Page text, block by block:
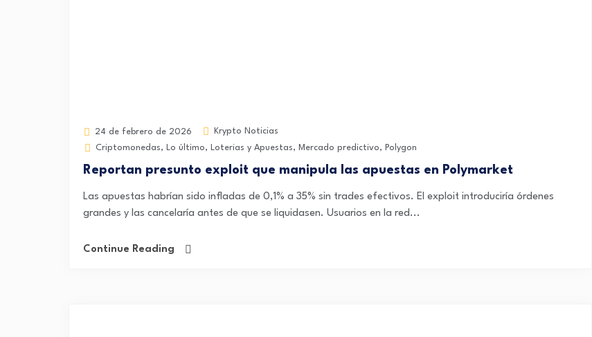
24 de febrero de 2026
Krypto Noticias
Criptomonedas, Lo último, Loterias y Apuestas, Mercado predictivo, Polygon
Reportan presunto exploit que manipula las apuestas en Polymarket
Las apuestas habrían sido infladas de 0,1% a 35% sin trades efectivos. El exploit introduciría órdenes
grandes y las cancelaría antes de que se liquidasen. Usuarios en la red...
Continue Reading